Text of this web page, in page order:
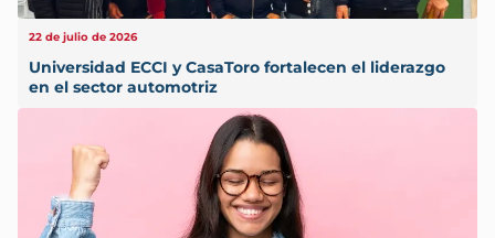
22 de julio de 2026
Universidad ECCI y CasaToro fortalecen el liderazgo
en el sector automotriz